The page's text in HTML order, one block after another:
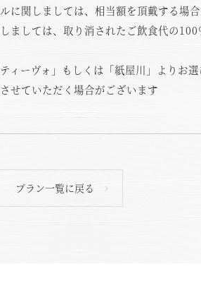
に関しましては、相当額を頂戴する場合
ましては、取り消されたご飲食代の100
ーヴォ」もしくは「紙屋川」よりお選
せていただく場合がございます
プラン一覧に戻る